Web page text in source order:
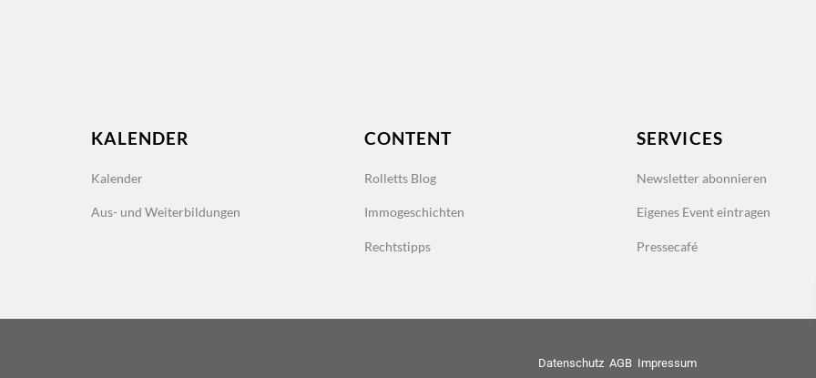
KALENDER
Kalender
Aus- und Weiterbildungen
CONTENT
Rolletts Blog
Immogeschichten
Rechtstipps
SERVICES
Newsletter abonnieren
Eigenes Event eintragen
Pressecafé
Datenschutz AGB Impressum